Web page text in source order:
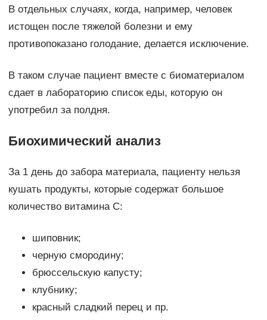
В отдельных случаях, когда, например, человек
истощен после тяжелой болезни и ему
противопоказано голодание, делается исключение.
В таком случае пациент вместе с биоматериалом
сдает в лабораторию список еды, которую он
употребил за полдня.
Биохимический анализ
За 1 день до забора материала, пациенту нельзя
кушать продукты, которые содержат большое
количество витамина С:
шиповник;
черную смородину;
брюссельскую капусту;
клубнику;
красный сладкий перец и пр.